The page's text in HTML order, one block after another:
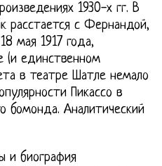
1930-х гг. В
расстается с Фернандой,
мая 1917 года,
(и единственном
в театре Шатле немало
Пикассо в
бомонда. Аналитический
и биография